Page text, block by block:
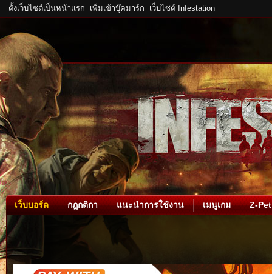
ตั้งเว็บไซต์เป็นหน้าแรก เพิ่มเข้าบุ๊คมาร์ก เว็บไซต์ Infestation
เว็บบอร์ด กฎกติกา แนะนำการใช้งาน เมนูเกม Z-Pet